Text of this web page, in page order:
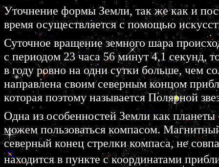
Уточнение формы Земли, так же как и
время осуществляется с помощью
Суточное вращение земного шара
с периодом 23 часа 56 минут 4,1 секунд,
в году ровно на одни сутки больше, чем
направлена своим северным концом
которая поэтому называется Полярной
Одна из особенностей Земли как
можем пользоваться компасом.
северный конец стрелки компаса, не
находится в пункте с координатами